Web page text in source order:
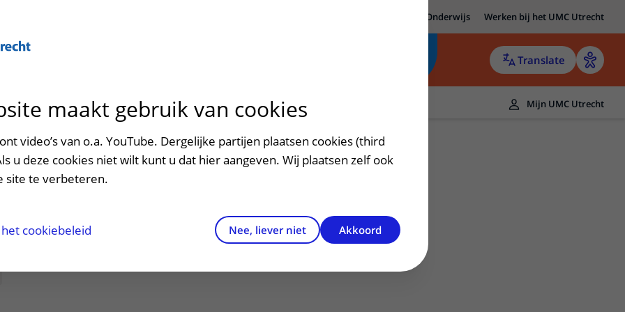
Onderwijs Werken bij het UMC Utrecht
Translate
patiëntportaal
het ziekenhuis
en voorzieningen
Contact en route
Contactgegevens
Verwijzers
Teleconsult aanvragen
Zorgverlenersportaal
Mijn UMC Utrecht
bij
met een
maakt gebruik van cookies
video’s van o.a. YouTube. Dergelijke partijen plaatsen cookies (third
u deze cookies niet wilt kunt u dat hier aangeven. Wij plaatsen zelf ook
site te verbeteren.
cookiebeleid Nee, liever niet Akkoord